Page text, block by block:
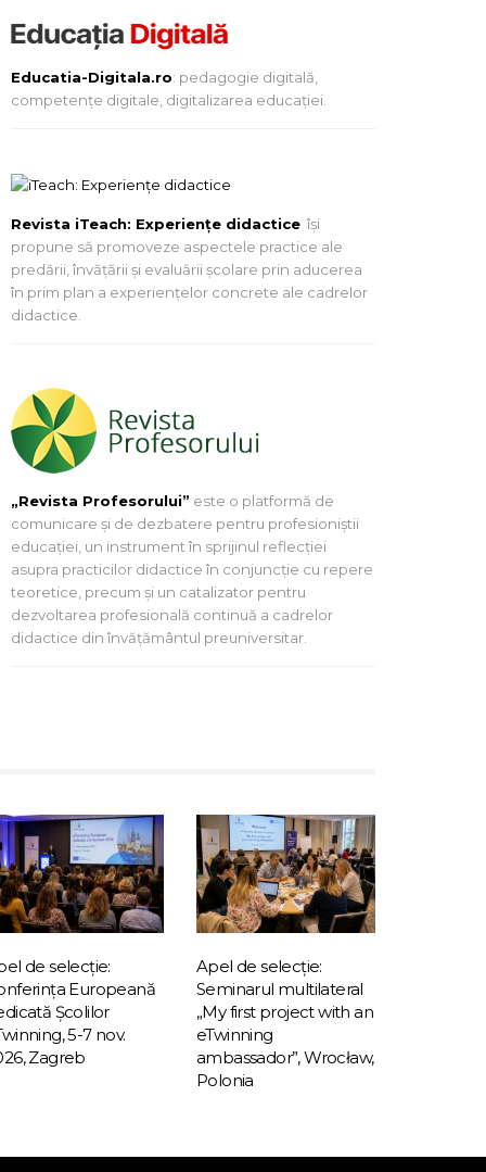
Educatia-Digitala.ro: pedagogie digitală,
competențe digitale, digitalizarea educației.
Revista iTeach: Experienţe didactice îşi
propune să promoveze aspectele practice ale
predării, învăţării şi evaluării şcolare prin aducerea
în prim plan a experienţelor concrete ale cadrelor
didactice.
„Revista Profesorului” este o platformă de
comunicare și de dezbatere pentru profesioniștii
educației, un instrument în sprijinul reflecției
asupra practicilor didactice în conjuncție cu repere
teoretice, precum și un catalizator pentru
dezvoltarea profesională continuă a cadrelor
didactice din învățământul preuniversitar.
de selecție:
Europeană
Școlilor
5-7 nov.
Zagreb
Apel de selecție:
Seminarul multilateral
„My first project with an
eTwinning
ambassador”, Wrocław,
Polonia